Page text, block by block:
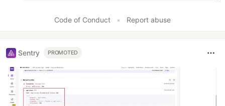
Code of Conduct • Report abuse
Sentry PROMOTED